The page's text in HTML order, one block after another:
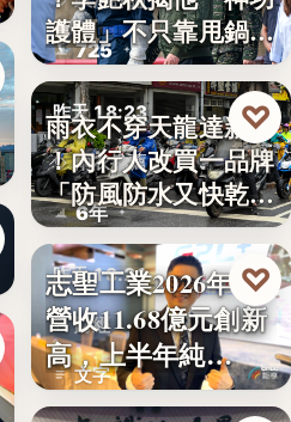
725
護體」不只靠甩鍋盧
秀…
昨天 18:23
雨衣推薦
6年
雨衣不穿天龍達新牌
！內行人改買一品牌
「防風防水又快乾、
穿…
♡
昨天 18:21
財經
文字
志聖工業2026年7月
營收11.68億元創新
高，上半年純…
♡